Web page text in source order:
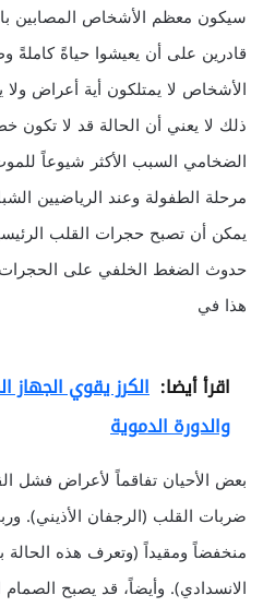
سيكون معظم الأشخاص المصابين
قادرين على أن يعيشوا حياةً
الأشخاص لا يمتلكون أية أعراض ولا
ذلك لا يعني أن الحالة قد لا تكون
الضخامي السبب الأكثر شيوعاً
مرحلة الطفولة وعند الرياضيين
يمكن أن تصبح حجرات القلب
حدوث الضغط الخلفي على
هذا في
اقرأ أيضا: الكرز يقوي الجهاز
والدورة الدموية
بعض الأحيان تفاقماً لأعراض فشل
ضربات القلب (الرجفان الأذيني).
منخفضاً ومقيداً (وتعرف هذه الحالة
الانسدادي). وأيضاً، قد يصبح